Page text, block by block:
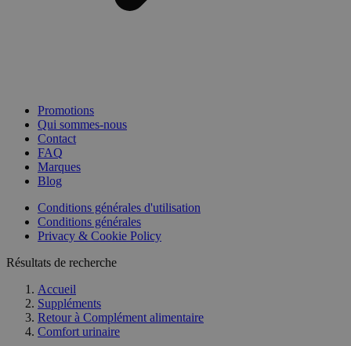
Promotions
Qui sommes-nous
Contact
FAQ
Marques
Blog
Conditions générales d'utilisation
Conditions générales
Privacy & Cookie Policy
Résultats de recherche
Accueil
Suppléments
Retour à Complément alimentaire
Comfort urinaire